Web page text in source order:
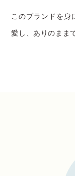
このブランドを身
愛し、ありのまま